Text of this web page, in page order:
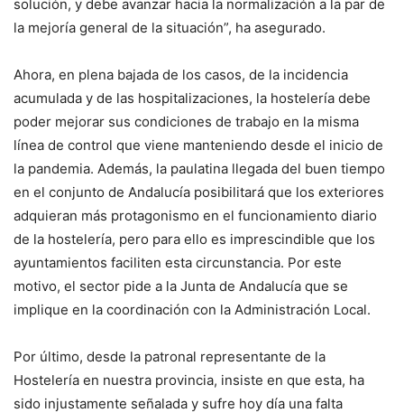
solución, y debe avanzar hacia la normalización a la par de
la mejoría general de la situación”, ha asegurado.
Ahora, en plena bajada de los casos, de la incidencia
acumulada y de las hospitalizaciones, la hostelería debe
poder mejorar sus condiciones de trabajo en la misma
línea de control que viene manteniendo desde el inicio de
la pandemia. Además, la paulatina llegada del buen tiempo
en el conjunto de Andalucía posibilitará que los exteriores
adquieran más protagonismo en el funcionamiento diario
de la hostelería, pero para ello es imprescindible que los
ayuntamientos faciliten esta circunstancia. Por este
motivo, el sector pide a la Junta de Andalucía que se
implique en la coordinación con la Administración Local.
Por último, desde la patronal representante de la
Hostelería en nuestra provincia, insiste en que esta, ha
sido injustamente señalada y sufre hoy día una falta